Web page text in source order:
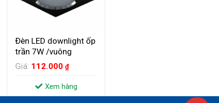
Đèn LED downlight ốp
trần 7W /vuông
Giá: 112.000₫
Xem hàng